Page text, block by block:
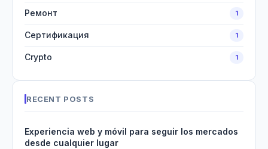
Ремонт 1
Сертификация 1
Crypto 1
RECENT POSTS
Experiencia web y móvil para seguir los mercados
desde cualquier lugar